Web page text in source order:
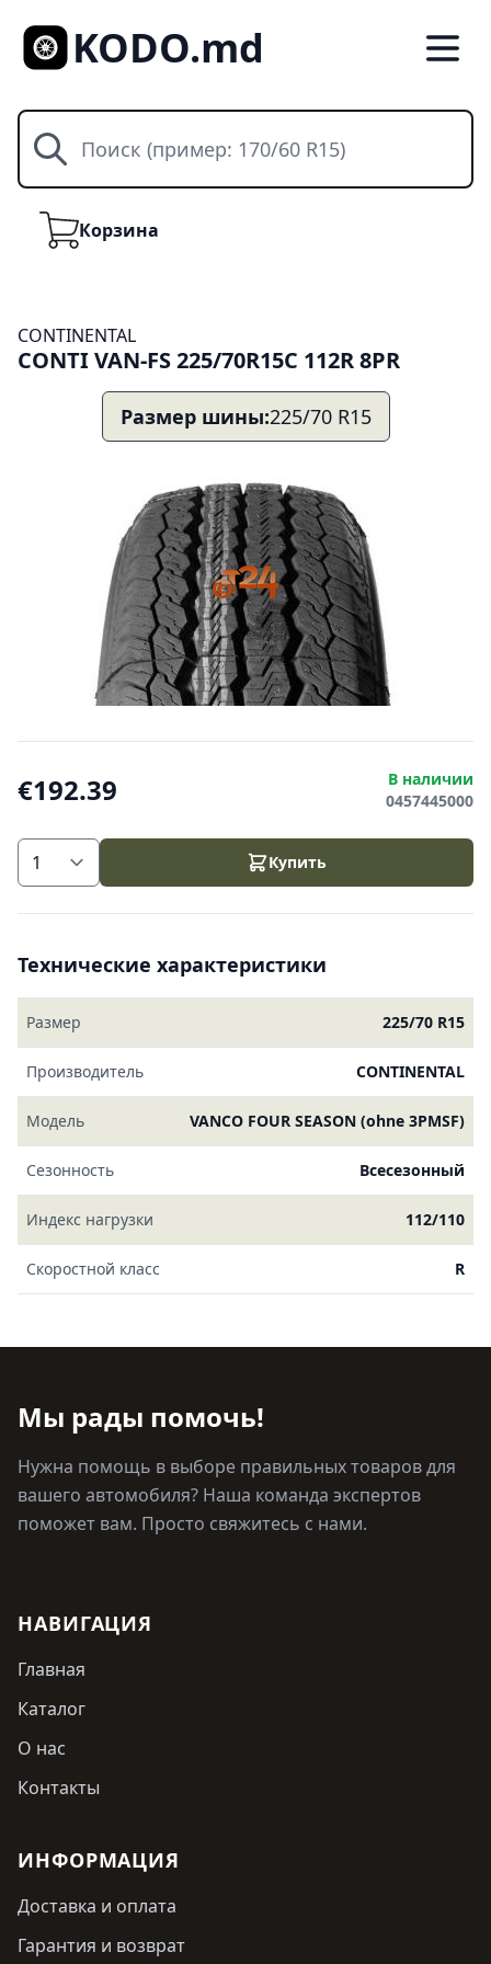
KODO.md
Поиск
КорзинаКорзина
CONTINENTAL
CONTI VAN-FS 225/70R15C 112R 8PR
Размер шины:225/70 R15
€192.39
В наличии
0457445000
Купить
Технические характеристики
Размер 225/70 R15
Производитель CONTINENTAL
Модель VANCO FOUR SEASON (ohne 3PMSF)
Сезонность Всесезонный
Индекс нагрузки 112/110
Скоростной класс R
Мы рады помочь!
Нужна помощь в выборе правильных товаров для
вашего автомобиля? Наша команда экспертов
поможет вам. Просто свяжитесь с нами.
НАВИГАЦИЯ
Главная
Каталог
О нас
Контакты
ИНФОРМАЦИЯ
Доставка и оплата
Гарантия и возврат